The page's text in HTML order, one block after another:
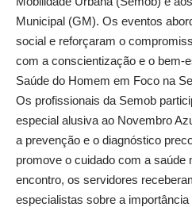
Municipal (GM). Os eventos
social e reforçaram o
com a conscientização e o bem-
Saúde do Homem em Foco na
Os profissionais da Semob
especial alusiva ao Novembro
a prevenção e o diagnóstico
promove o cuidado com a saúde
encontro, os servidores
especialistas sobre a